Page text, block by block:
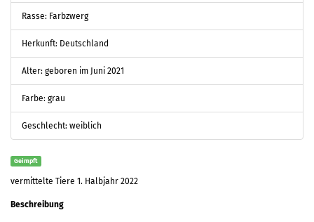
Rasse: Farbzwerg
Herkunft: Deutschland
Alter: geboren im Juni 2021
Farbe: grau
Geschlecht: weiblich
Geimpft
vermittelte Tiere 1. Halbjahr 2022
Beschreibung